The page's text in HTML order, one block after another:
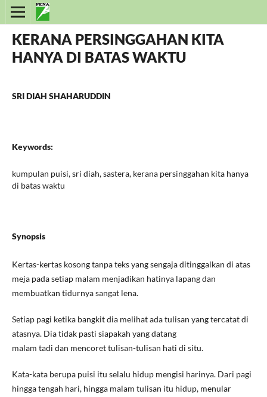
KERANA PERSINGGAHAN KITA
HANYA DI BATAS WAKTU
SRI DIAH SHAHARUDDIN
Keywords:
kumpulan puisi, sri diah, sastera, kerana persinggahan kita hanya
di batas waktu
Synopsis
Kertas-kertas kosong tanpa teks yang sengaja ditinggalkan di atas
meja pada setiap malam menjadikan hatinya lapang dan
membuatkan tidurnya sangat lena.
Setiap pagi ketika bangkit dia melihat ada tulisan yang tercatat di
atasnya. Dia tidak pasti siapakah yang datang
malam tadi dan mencoret tulisan-tulisan hati di situ.
Kata-kata berupa puisi itu selalu hidup mengisi harinya. Dari pagi
hingga tengah hari, hingga malam tulisan itu hidup, menular